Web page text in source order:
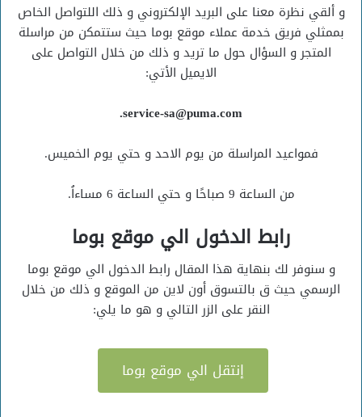
و ألقي نظرة معنا على البريد الإلكتروني و ذلك اللتواصل الخاص
بممثلي فريق خدمة عملاء موقع بوما حيث ستتمكن من مراسلة
المتجر و السؤال حول ما تريد و ذلك من خلال التواصل على
الايميل الأتي:
service-sa@puma.com.
فمواعيد المراسلة من يوم الاحد و حتي يوم الخميس.
من الساعة 9 صباحًا و حتي الساعة 6 مساءاُ.
رابط الدخول الي موقع بوما
و سنوفر لك بنهاية هذا المقال رابط الدخول الي موقع بوما
الرسمي حيث ق بالتسوق أون لاين من الموقع و ذلك من خلال
النقر على الزر التالي و هو ما يلي:
إنتقل الي موقع بوما